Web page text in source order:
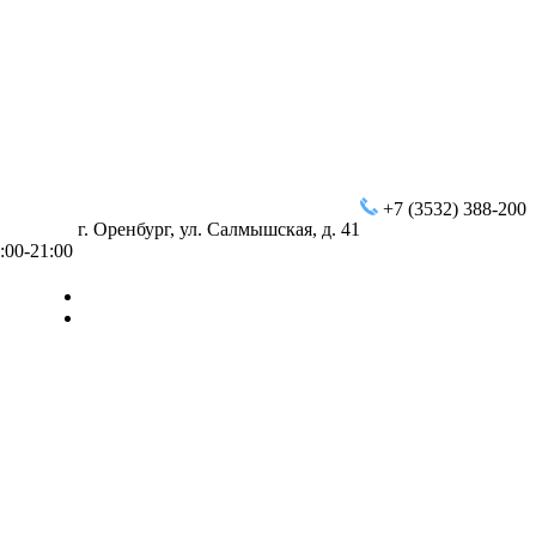
+7 (3532) 388-200
г. Оренбург, ул. Салмышская, д. 41
21:00